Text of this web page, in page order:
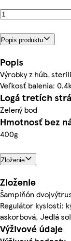
Popis produktu
Popis
Výrobky z húb,
Veľkosť balenia:
Logá tretích
Zelený bod
Hmotnosť bez
400g
Zloženie
Zloženie
Šampiňón
Regulátor kyslosti:
askorbová, Jedlá
Výživové údaje